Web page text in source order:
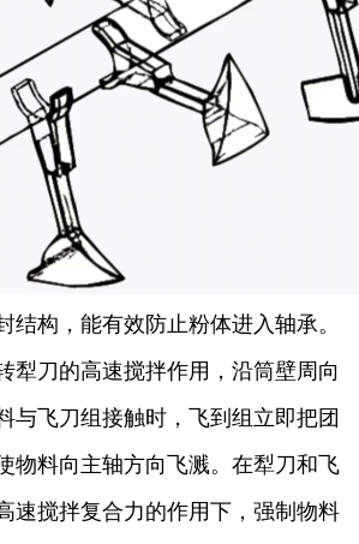
结构，能有效防止粉体进入轴承。
犁刀的高速搅拌作用，沿筒壁周向
与飞刀组接触时，飞到组立即把团
物料向主轴方向飞溅。在犁刀和飞
速搅拌复合力的作用下，强制物料